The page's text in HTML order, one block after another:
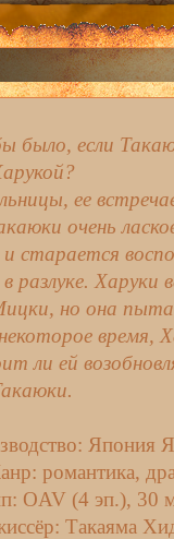
было, если
ее
очень
старается
разлуке. Харуки
но она
время,
ли ей
Япония
романтика,
OAV (4 эп.), 30
Такаяма